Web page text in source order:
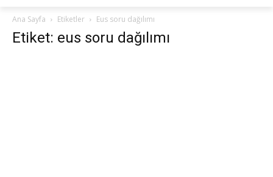
Ana Sayfa Etiketler Eus soru dağılımı
Etiket: eus soru dağılımı